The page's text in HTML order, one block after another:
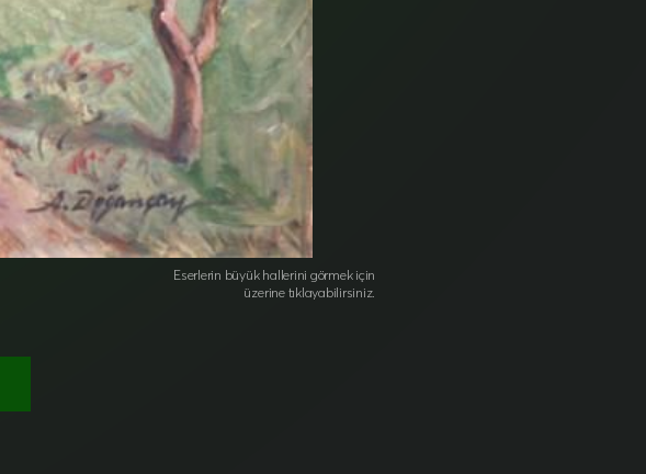
Eserlerin büyük hallerini görmek için
üzerine tıklayabilirsiniz.